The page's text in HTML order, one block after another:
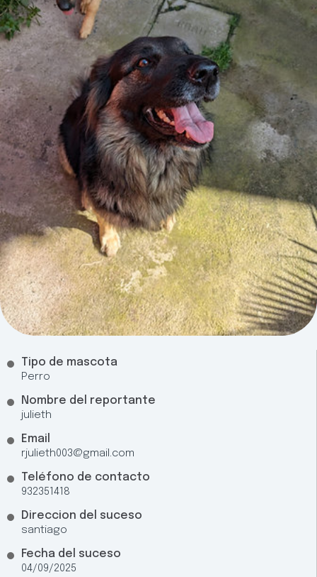
Tipo de mascota
Perro
Nombre del reportante
julieth
Email
rjulieth003@gmail.com
Teléfono de contacto
932351418
Direccion del suceso
santiago
Fecha del suceso
04/09/2025